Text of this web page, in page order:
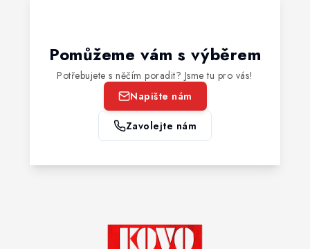
Pomůžeme vám s výběrem
Potřebujete s něčím poradit? Jsme tu pro vás!
Napište nám
Zavolejte nám